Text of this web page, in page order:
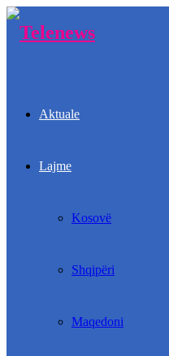
Aktuale
Lajme
Kosovë
Shqipëri
Maqedoni